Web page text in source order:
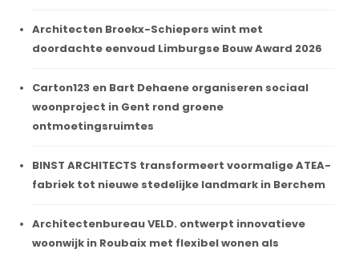
Architecten Broekx-Schiepers wint met
doordachte eenvoud Limburgse Bouw Award 2026
Carton123 en Bart Dehaene organiseren sociaal
woonproject in Gent rond groene
ontmoetingsruimtes
BINST ARCHITECTS transformeert voormalige ATEA-
fabriek tot nieuwe stedelijke landmark in Berchem
Architectenbureau VELD. ontwerpt innovatieve
woonwijk in Roubaix met flexibel wonen als